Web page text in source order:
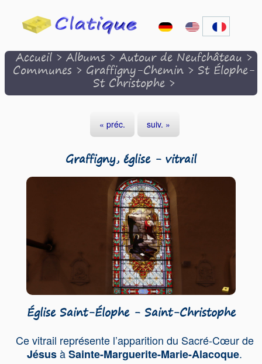
Accueil>Albums>Autour de Neufchâteau>
Communes > Graffigny-Chemin > St Élophe-
St Christophe >
« préc. suiv. »
Graffigny, église - vitrail
Église Saint-Élophe - Saint-Christophe
Ce vitrail représente l’apparition du Sacré-Cœur de
JésusàSainte-Marguerite-Marie-Alacoque.